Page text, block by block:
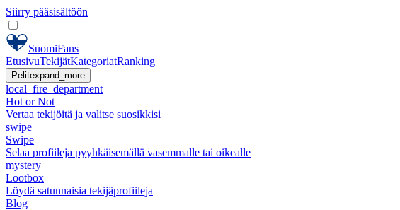
Siirry pääsisältöön
SuomiFans
EtusivuTekijätKategoriatRanking
Pelitexpand_more
local_fire_department
Hot or Not
Vertaa tekijöitä ja valitse suosikkisi
swipe
Swipe
Selaa profiileja pyyhkäisemällä vasemmalle tai oikealle
mystery
Lootbox
Löydä satunnaisia tekijäprofiileja
Blog